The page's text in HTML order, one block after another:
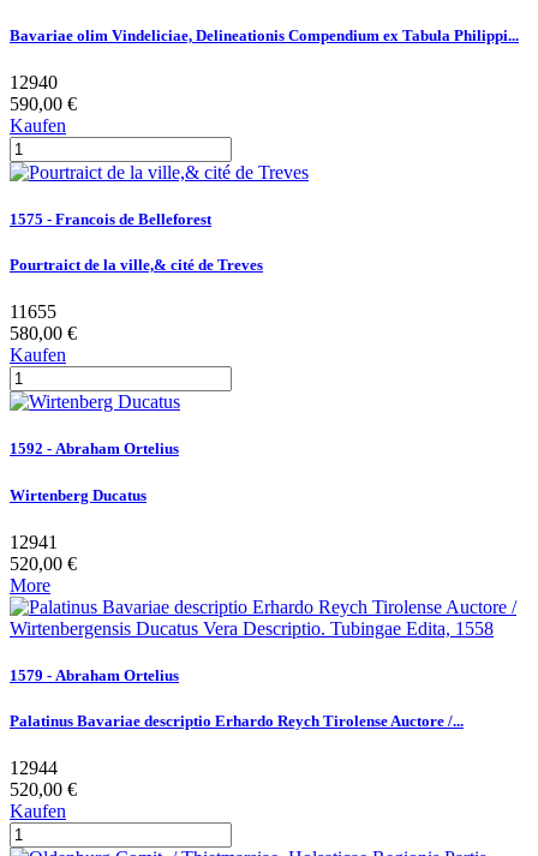
Bavariae olim Vindeliciae, Delineationis Compendium ex Tabula Philippi...
12940
590,00 €
Kaufen
1575 - Francois de Belleforest
Pourtraict de la ville,& cité de Treves
11655
580,00 €
Kaufen
1592 - Abraham Ortelius
Wirtenberg Ducatus
12941
520,00 €
More
1579 - Abraham Ortelius
Palatinus Bavariae descriptio Erhardo Reych Tirolense Auctore /...
12944
520,00 €
Kaufen